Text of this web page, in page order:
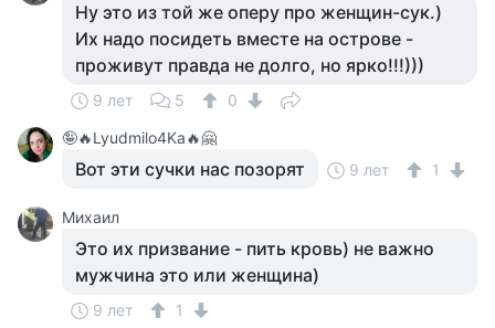
Ну это из той же оперу про женщин-сук.)
Их надо посидеть вместе на острове -
проживут правда не долго, но ярко!!!)))
9 лет 5
0
🤪🔥Lyudmilo4Ka🔥🤗
Вот эти сучки нас позорят 9 лет 1
Михаил
Это их призвание - пить кровь) не важно
мужчина это или женщина)
9 лет
1